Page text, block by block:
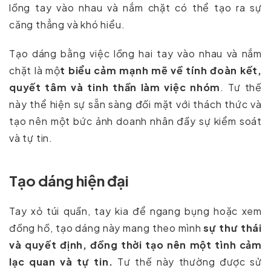
lồng tay vào nhau và nắm chặt có thể tạo ra sự
căng thẳng và khó hiểu.
Tạo dáng bằng việc lồng hai tay vào nhau và nắm
chặt là một biểu cảm mạnh mẽ về tính đoàn kết,
quyết tâm và tinh thần làm việc nhóm. Tư thế
này thể hiện sự sẵn sàng đối mặt với thách thức và
tạo nên một bức ảnh doanh nhân đầy sự kiểm soát
và tự tin.
Tạo dáng hiện đại
Tay xỏ túi quần, tay kia để ngang bụng hoặc xem
đồng hồ, tạo dáng này mang theo mìnhsự thư thái
và quyết định, đồng thời tạo nên một tình cảm
lạc quan và tự tin. Tư thế này thường được sử